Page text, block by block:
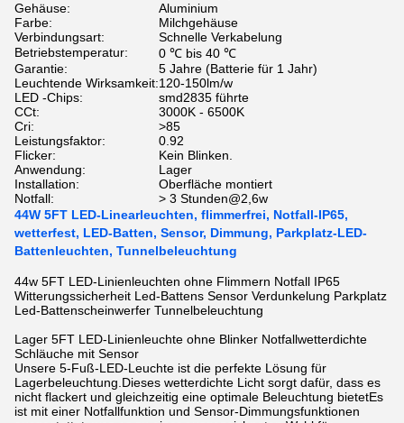
Gehäuse:
Aluminium
Farbe:
Milchgehäuse
Verbindungsart:
Schnelle Verkabelung
Betriebstemperatur:
0 ℃ bis 40 ℃
Garantie:
5 Jahre (Batterie für 1 Jahr)
Leuchtende Wirksamkeit:120-150lm/w
LED -Chips:
smd2835 führte
CCt:
3000K - 6500K
Cri:
>85
Leistungsfaktor:
0.92
Flicker:
Kein Blinken.
Anwendung:
Lager
Installation:
Oberfläche montiert
Notfall:
> 3 Stunden@2,6w
44W 5FT LED-Linearleuchten, flimmerfrei, Notfall-IP65,
wetterfest, LED-Batten, Sensor, Dimmung, Parkplatz-LED-
Battenleuchten, Tunnelbeleuchtung
44w 5FT LED-Linienleuchten ohne Flimmern Notfall IP65
Witterungssicherheit Led-Battens Sensor Verdunkelung Parkplatz
Led-Battenscheinwerfer Tunnelbeleuchtung
Lager 5FT LED-Linienleuchte ohne Blinker Notfallwetterdichte
Schläuche mit Sensor
Unsere 5-Fuß-LED-Leuchte ist die perfekte Lösung für
Lagerbeleuchtung.Dieses wetterdichte Licht sorgt dafür, dass es
nicht flackert und gleichzeitig eine optimale Beleuchtung bietetEs
ist mit einer Notfallfunktion und Sensor-Dimmungsfunktionen